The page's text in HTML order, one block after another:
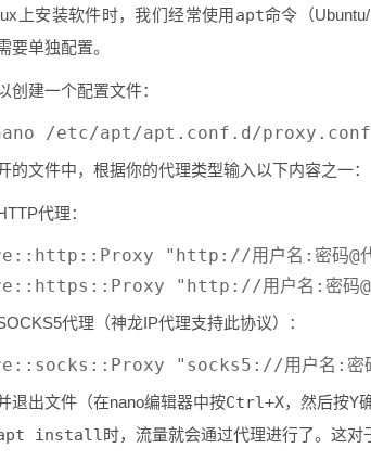
上安装软件时，我们经常使用 apt命令（
要单独配置。
创建一个配置文件：
的文件中，根据你的代理类型输入以下内容之一：
代理：
"http://用户名:密码@代
代理（神龙IP代理支持此协议）：
退出文件（在nano编辑器中按Ctrl+X，然后按Y
apt install时，流量就会通过代理进行了。这对